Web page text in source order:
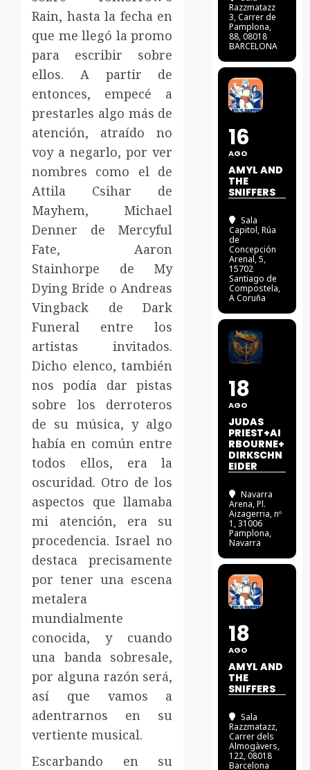
Rain, hasta la fecha en
que me llegó la promo
para escribir sobre
ellos. A partir de
entonces, empecé a
prestarles algo más de
atención, atraído no
voy a negarlo, por ver
nombres como el de
Attila Csihar de
Mayhem, Michael
Denner de Mercyful
Fate, Aaron
Stainhorpe de My
Dying Bride o Andreas
Vingback de Dark
Funeral entre los
artistas invitados.
Dicho elenco, también
nos podía dar pistas
sobre los derroteros
de su música, y algo
había en común entre
todos ellos, era la
oscuridad. Otro de los
aspectos que llamaba
mi atención, era su
procedencia. Israel no
destaca precisamente
por tener una escena
metalera
mundialmente
conocida, y cuando
una banda sobresale,
por alguna razón será,
así que vamos a
adentrarnos en su
vertiente musical.
Escarbando en su
Razzmatazz
3, Carrer de
Pamplona,
88, 08018
BARCELONA
16
AGO
AMYL AND
THE
SNIFFERS
Sala
Capitol, Rúa
de
Concepción
Arenal, 5,
15702
Santiago de
Compostela,
A Coruña
18
AGO
JUDAS
PRIEST+AI
RBOURNE+
DIRKSCHN
EIDER
Navarra
Arena, Pl.
Aizagerria, nº
1, 31006
Pamplona,
Navarra
18
AGO
AMYL AND
THE
SNIFFERS
Sala
Razzmatazz,
Carrer dels
Almogàvers,
122, 08018
Barcelona